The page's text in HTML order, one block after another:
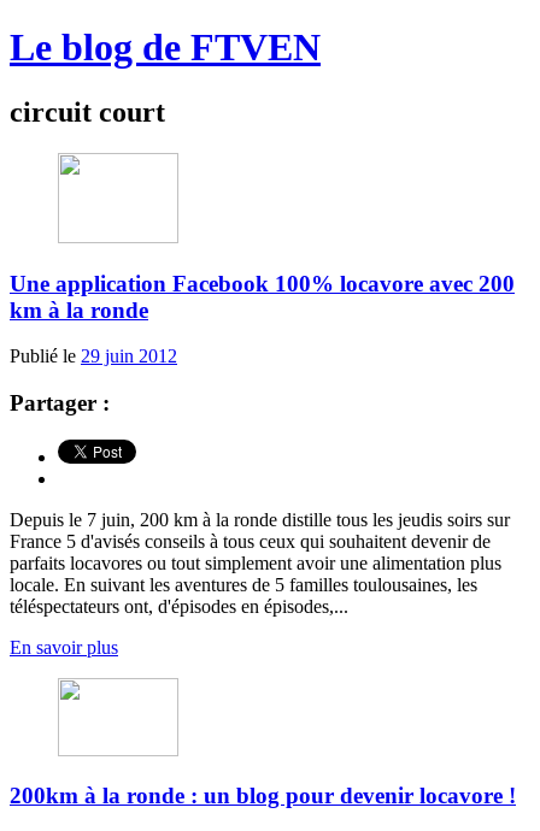
Le blog de FTVEN
circuit court
Une application Facebook 100% locavore avec 200
km à la ronde
Publié le 29 juin 2012
Partager :
Depuis le 7 juin, 200 km à la ronde distille tous les jeudis soirs sur
France 5 d'avisés conseils à tous ceux qui souhaitent devenir de
parfaits locavores ou tout simplement avoir une alimentation plus
locale. En suivant les aventures de 5 familles toulousaines, les
téléspectateurs ont, d'épisodes en épisodes,...
En savoir plus
200km à la ronde : un blog pour devenir locavore !